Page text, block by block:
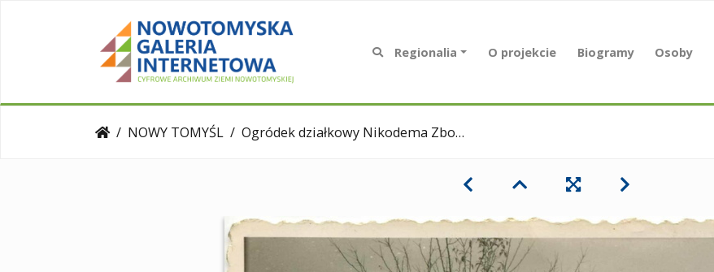
Regionalia O projekcie Biogramy Osoby
NOWY TOMYŚL Ogródek działkowy Nikodema Zborały - 5 sierpnia 1958r.